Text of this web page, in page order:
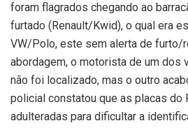
foram flagrados chegando ao
furtado (Renault/Kwid), o qual era
VW/Polo, este sem alerta de furto/
abordagem, o motorista de um dos
não foi localizado, mas o outro
policial constatou que as placas do
adulteradas para dificultar a